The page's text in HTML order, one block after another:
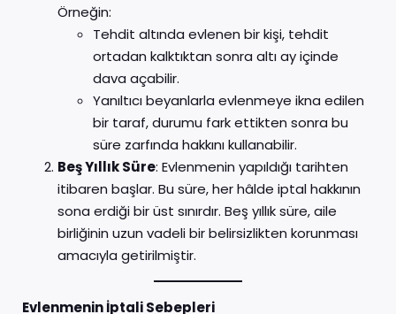
Örneğin:
Tehdit altında evlenen bir kişi, tehdit
ortadan kalktıktan sonra altı ay içinde
dava açabilir.
Yanıltıcı beyanlarla evlenmeye ikna edilen
bir taraf, durumu fark ettikten sonra bu
süre zarfında hakkını kullanabilir.
Beş Yıllık Süre: Evlenmenin yapıldığı tarihten
itibaren başlar. Bu süre, her hâlde iptal hakkının
sona erdiği bir üst sınırdır. Beş yıllık süre, aile
birliğinin uzun vadeli bir belirsizlikten korunması
amacıyla getirilmiştir.
Evlenmenin İptali Sebepleri